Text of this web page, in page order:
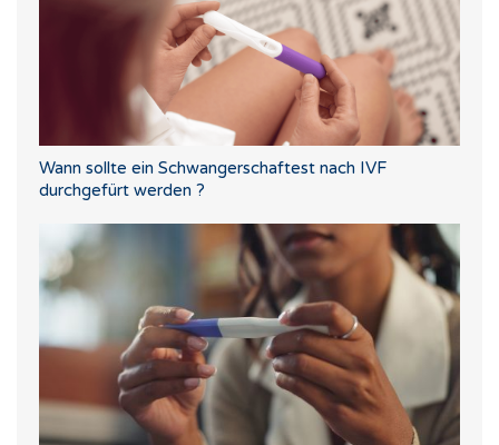
Wann sollte ein Schwangerschaftest nach IVF
durchgefürt werden ?